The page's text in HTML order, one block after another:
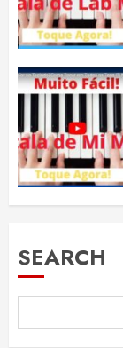
SEARCH